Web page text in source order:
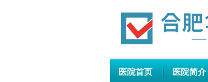
医院首页 医院简介